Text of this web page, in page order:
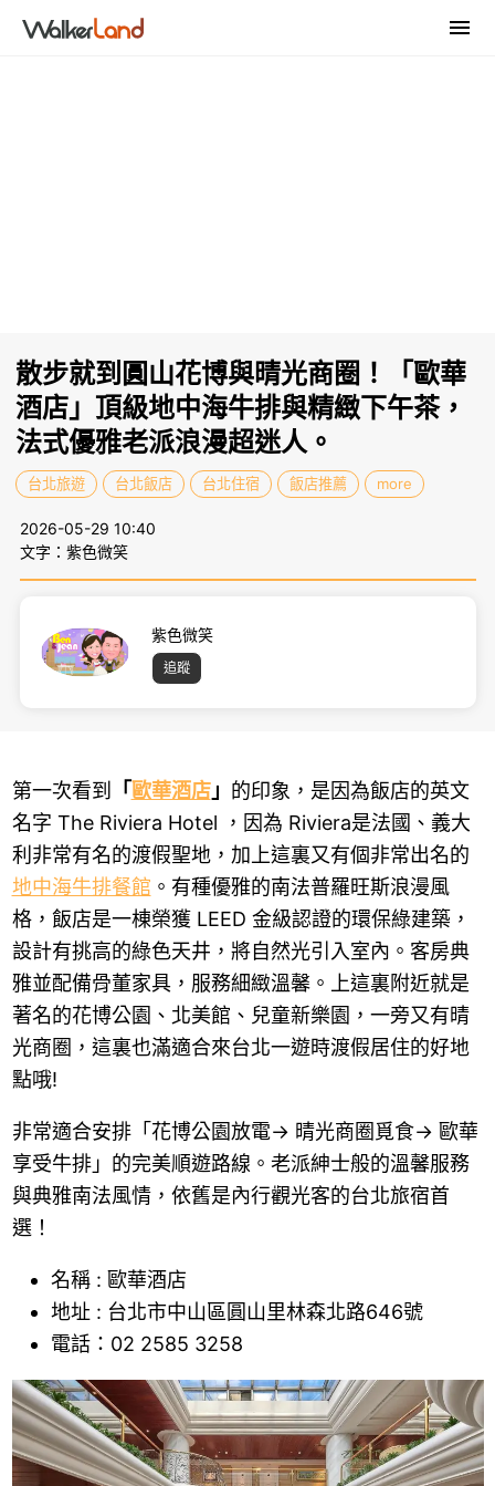
散步就到圓山花博與晴光商圈！「歐華
酒店」頂級地中海牛排與精緻下午茶，
法式優雅老派浪漫超迷人。
台北旅遊 台北飯店 台北住宿 飯店推薦 more
2026-05-29 10:40
文字：紫色微笑
紫色微笑
追蹤
第一次看到 「 歐華酒店」 的印象，是因為飯店的英文
名字 The Riviera Hotel ，因為 Riviera是法國、義大
利非常有名的渡假聖地，加上這裏又有個非常出名的
地中海牛排餐館 。有種優雅的南法普羅旺斯浪漫風
格，飯店是一棟榮獲 LEED 金級認證的環保綠建築，
設計有挑高的綠色天井，將自然光引入室內。客房典
雅並配備骨董家具，服務細緻溫馨。上這裏附近就是
著名的花博公園、北美館、兒童新樂園，一旁又有晴
光商圈，這裏也滿適合來台北一遊時渡假居住的好地
點哦!
非常適合安排「花博公園放電→ 晴光商圈覓食→ 歐華
享受牛排」的完美順遊路線。老派紳士般的溫馨服務
與典雅南法風情，依舊是內行觀光客的台北旅宿首
選！
名稱 : 歐華酒店
地址 : 台北市中山區圓山里林森北路646號
電話：02 2585 3258